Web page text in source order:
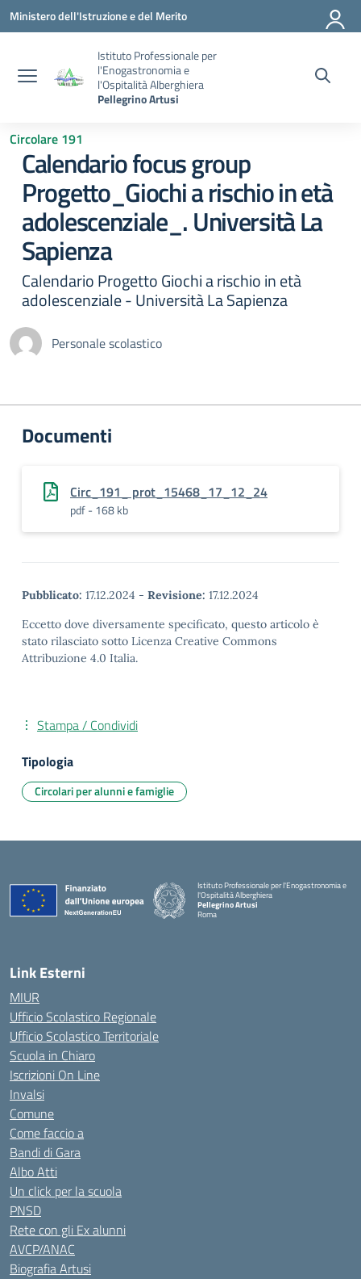
Vai ai contenuti
Vai al menu di navigazione
Vai al footer
Ministero dell'Istruzione e del Merito
Istituto Professionale per
l'Enogastronomia e
l'Ospitalità Alberghiera
Pellegrino Artusi
Circolare 191
Calendario focus group
Progetto_Giochi a rischio in età
adolescenziale_. Università La
Sapienza
Calendario Progetto Giochi a rischio in età
adolescenziale - Università La Sapienza
Personale scolastico
Documenti
Circ_191_ prot_15468_17_12_24
pdf - 168 kb
Pubblicato: 17.12.2024 - Revisione: 17.12.2024
Eccetto dove diversamente specificato, questo articolo è
stato rilasciato sotto Licenza Creative Commons
Attribuzione 4.0 Italia.
Stampa / Condividi
Tipologia
Circolari per alunni e famiglie
Istituto Professionale per l'Enogastronomia e
l'Ospitalità Alberghiera
Pellegrino Artusi
Roma
Link Esterni
MIUR
Ufficio Scolastico Regionale
Ufficio Scolastico Territoriale
Scuola in Chiaro
Iscrizioni On Line
Invalsi
Comune
Come faccio a
Bandi di Gara
Albo Atti
Un click per la scuola
PNSD
Rete con gli Ex alunni
AVCP/ANAC
Biografia Artusi